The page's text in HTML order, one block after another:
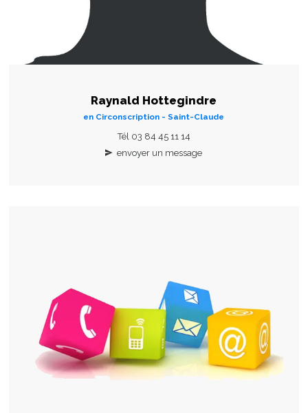
Raynald Hottegindre
en Circonscription - Saint-Claude
Tél 03 84 45 11 14
envoyer un message